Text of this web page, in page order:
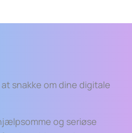
snakke om dine digitale
og seriøse